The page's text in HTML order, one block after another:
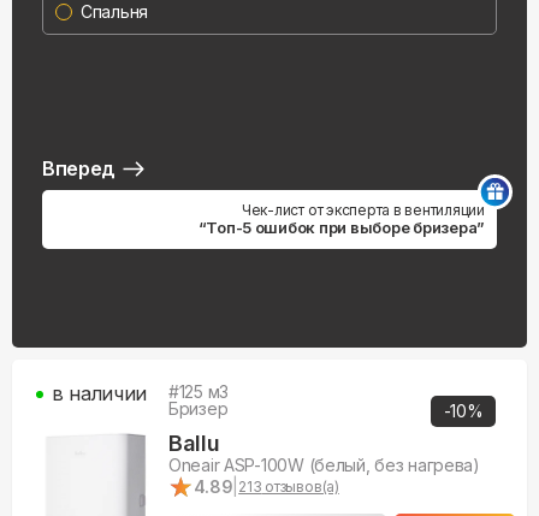
-10%
#125 м3
Бризер
Ballu
Oneair ASP-100W (белый, без нагрева)
★
★4.89 213 отзывов(а)
в наличии
Спальня
Вперед
Чек-лист от эксперта в вентиляции
“Топ-5 ошибок при выборе бризера”